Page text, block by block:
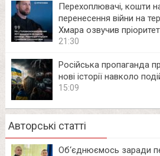
Перехоплювачі, кошти
перенесення війни на
Хмара озвучив
21:30
Російська пропаганда
нові історії навколо
15:09
Авторські статті
Об‘єднюємось заради